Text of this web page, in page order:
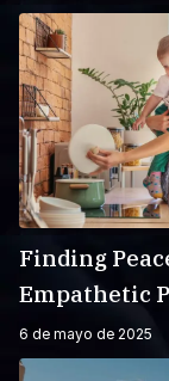
Finding
Empathetic
6 de mayo de 2025